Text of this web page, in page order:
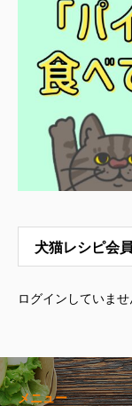
犬猫レシピ会
ログインしていませ
メニュー